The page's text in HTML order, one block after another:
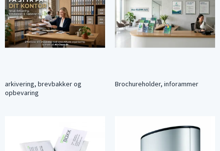
arkivering, brevbakker og
opbevaring
Brochureholder, inforammer